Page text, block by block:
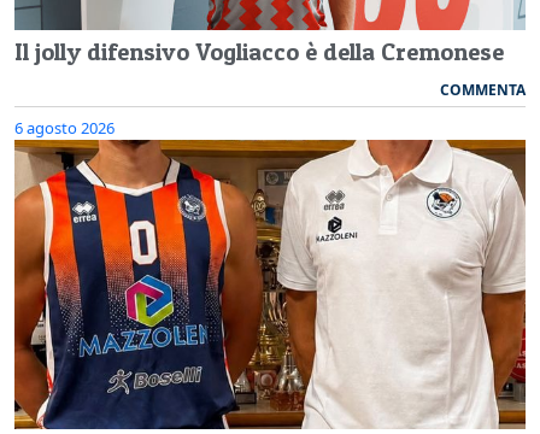
Il jolly difensivo Vogliacco è della Cremonese
COMMENTA
6 agosto 2026